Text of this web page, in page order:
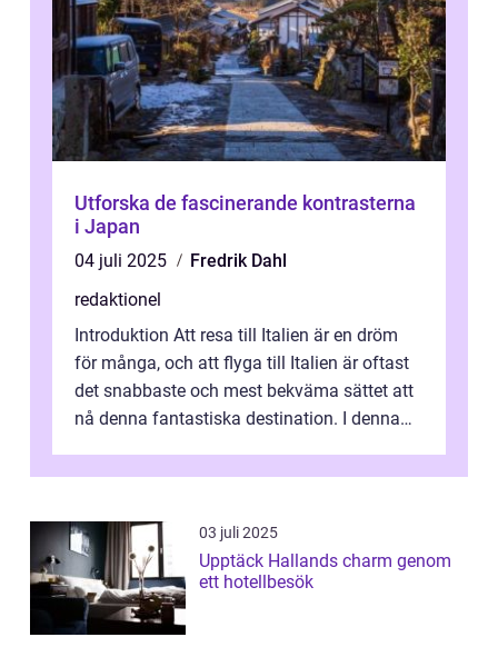
Utforska de fascinerande kontrasterna
i Japan
04 juli 2025
Fredrik Dahl
redaktionel
Introduktion Att resa till Italien är en dröm
för många, och att flyga till Italien är oftast
det snabbaste och mest bekväma sättet att
nå denna fantastiska destination. I denna
03 juli 2025
Upptäck Hallands charm genom
ett hotellbesök